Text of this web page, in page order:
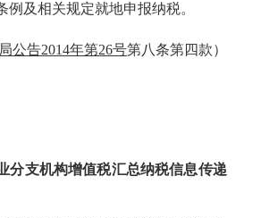
例及相关规定就地申报纳税。
公告2014年第26号第八条第四款）
分支机构增值税汇总纳税信息传递